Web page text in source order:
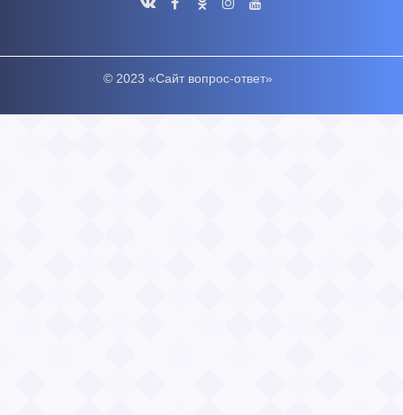
© 2023 «Сайт вопрос-ответ»